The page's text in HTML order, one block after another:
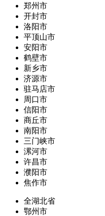
郑州市
开封市
洛阳市
平顶山市
安阳市
鹤壁市
新乡市
济源市
驻马店市
周口市
信阳市
商丘市
南阳市
三门峡市
漯河市
许昌市
濮阳市
焦作市
全湖北省
鄂州市